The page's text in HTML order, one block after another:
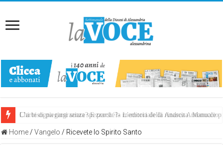
Chi bisogna ringraziare? E perché?- L’editoriale di Andrea Antonuccio
L’arte di piegarsi senza spezzarsi: la memoria della rinascita.
Home / Vangelo / Ricevete lo Spirito Santo